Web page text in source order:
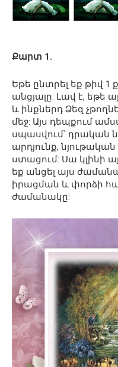
Քարտ 1.
Եթե ​​ընտրել եք թիվ
անցյալը: Լավ է, եթե
և ինքներդ Ձեզ
մեջ: Այս դեպքում
սպասվում՝ դրական
արդյունք,
ստացում: Սա կլինի
եք անցել այս
իրացման և փորձի
ժամանակը: